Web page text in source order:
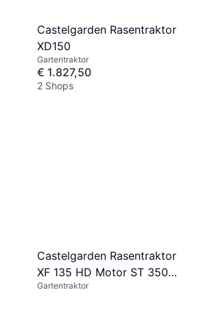
Castelgarden Rasentraktor
XD150
Gartentraktor
€ 1.827,50
2 Shops
Castelgarden Rasentraktor
XF 135 HD Motor ST 350
352ccm
Gartentraktor